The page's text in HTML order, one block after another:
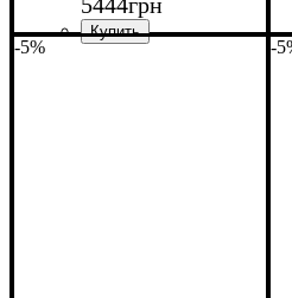
-5% -